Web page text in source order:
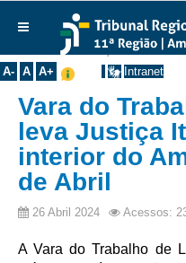
English
Português Español
A- A A+ Intranet
Institucional
Histórico
Presidência
Corregedoria
Composição
Desembargadores
Seções
Você está aqui:Início >>
Vara do
leva Justiça
interior do
de Abril
26 Abril 2024 Acessos:
A Vara do Trabalho de